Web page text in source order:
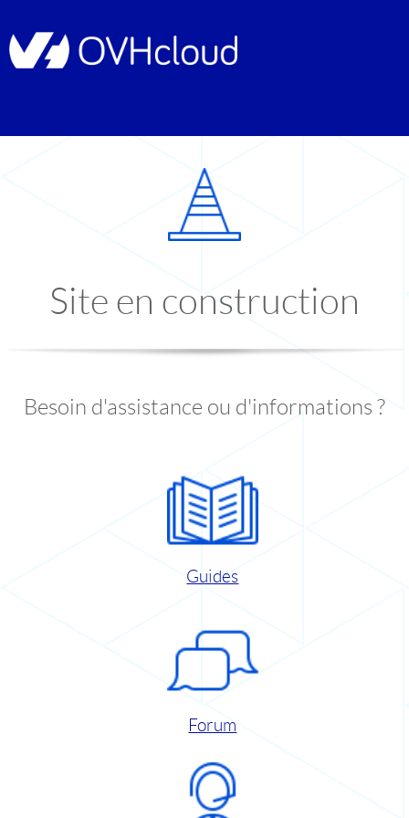
Site en construction
Besoin d'assistance ou d'informations ?
Guides
Forum